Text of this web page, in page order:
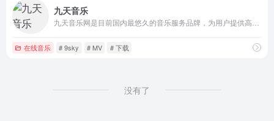
九天音乐
在线音乐 # 9sky # MV # 下载
没有了